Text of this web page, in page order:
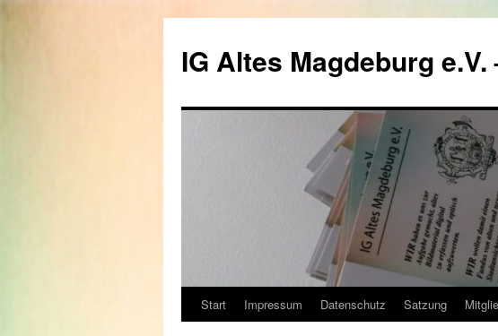
springen
IG Altes Magdeburg e.V.
Start Impressum Datenschutz Satzung